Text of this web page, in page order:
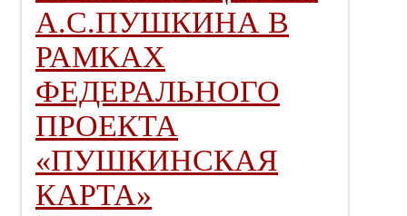
А.С.ПУШКИНА В
РАМКАХ
ФЕДЕРАЛЬНОГО
ПРОЕКТА
«ПУШКИНСКАЯ
КАРТА»